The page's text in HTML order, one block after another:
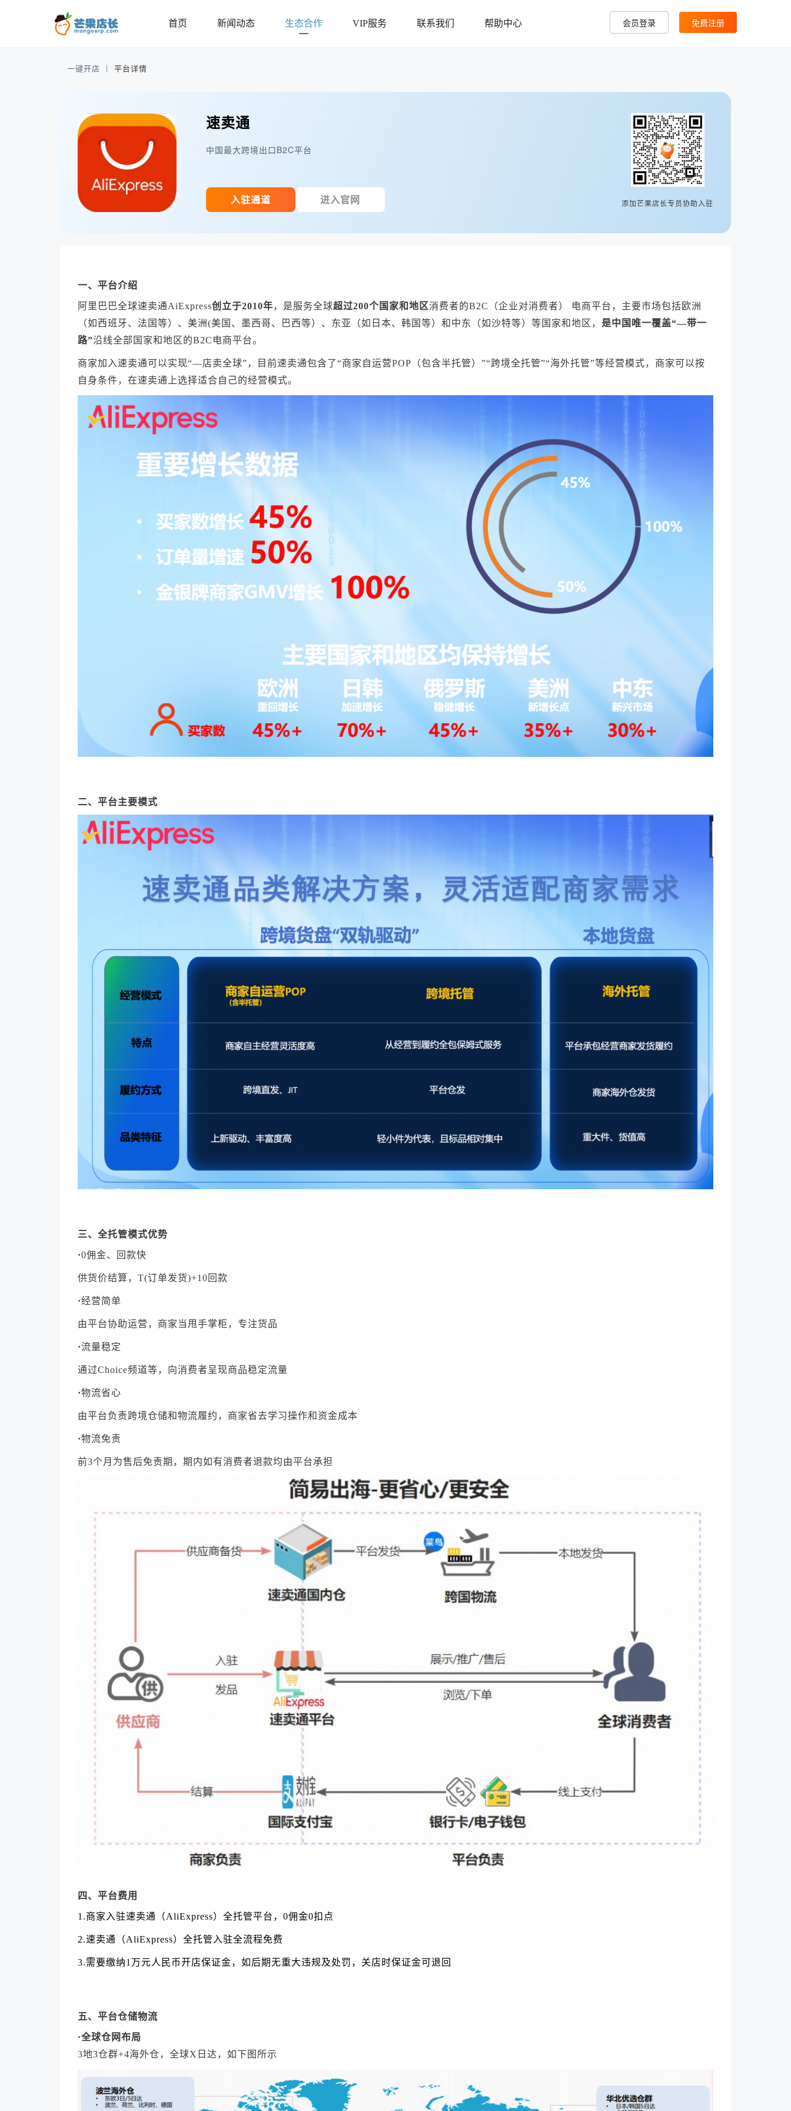
会员登录 免费注册
首页 新闻动态 生态合作 VIP服务 联系我们 帮助中心
一键开店 ｜ 平台详情
速卖通
中国最大跨境出口B2C平台
入驻通道 进入官网 添加芒果店长专员协助入驻
一、平台介绍
阿里巴巴全球速卖通AiExpress创立于2010年，是服务全球超过200个国家和地区消费者的B2C（企业对消费者） 电商平台，主要市场包括欧洲
（如西班牙、法国等）、美洲(美国、墨西哥、巴西等）、东亚（如日本、韩国等）和中东（如沙特等）等国家和地区， 是中国唯一覆盖“—带一
路”沿线全部国家和地区的B2C电商平台。
商家加入速卖通可以实现“—店卖全球”，目前速卖通包含了“商家自运营POP（包含半托管）”“跨境全托管”“海外托管”等经营模式，商家可以按
自身条件，在速卖通上选择适合自己的经营模式。
二、平台主要模式
三、全托管模式优势
·0佣金、回款快
供货价结算，T(订单发货)+10回款
·经营简单
由平台协助运营，商家当甩手掌柜，专注货品
·流量稳定
通过Choice频道等，向消费者呈现商品稳定流量
·物流省心
由平台负责跨境仓储和物流履约，商家省去学习操作和资金成本
·物流免责
前3个月为售后免责期，期内如有消费者退款均由平台承担
四、平台费用
1.商家入驻速卖通（AliExpress）全托管平台，0佣金0扣点
2.速卖通（AliExpress）全托管入驻全流程免费
3.需要缴纳1万元人民币开店保证金，如后期无重大违规及处罚，关店时保证金可退回
五、平台仓储物流
·全球仓网布局
3地3仓群+4海外仓，全球X日达，如下图所示